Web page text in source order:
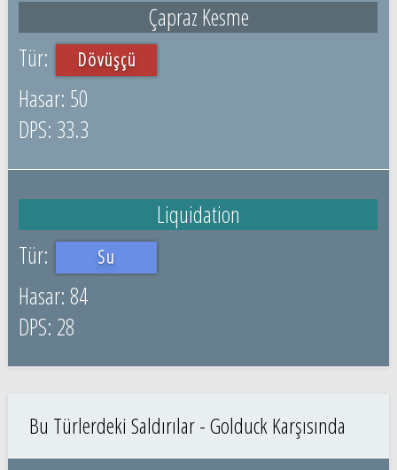
Çapraz Kesme
Dövüşçü
50
33.3
Liquidation
Su
84
28
Bu Türlerdeki Saldırılar - Golduck Karşısında